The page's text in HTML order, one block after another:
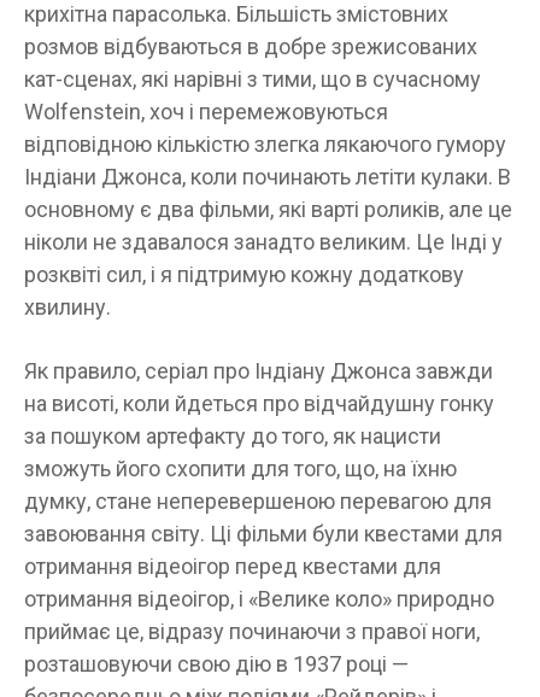
крихітна парасолька. Більшість змістовних
розмов відбуваються в добре зрежисованих
кат-сценах, які нарівні з тими, що в сучасному
Wolfenstein, хоч і перемежовуються
відповідною кількістю злегка лякаючого гумору
Індіани Джонса, коли починають летіти кулаки. В
основному є два фільми, які варті роликів, але це
ніколи не здавалося занадто великим. Це Інді у
розквіті сил, і я підтримую кожну додаткову
хвилину.
Як правило, серіал про Індіану Джонса завжди
на висоті, коли йдеться про відчайдушну гонку
за пошуком артефакту до того, як нацисти
зможуть його схопити для того, що, на їхню
думку, стане неперевершеною перевагою для
завоювання світу. Ці фільми були квестами для
отримання відеоігор перед квестами для
отримання відеоігор, і «Велике коло» природно
приймає це, відразу починаючи з правої ноги,
розташовуючи свою дію в 1937 році —